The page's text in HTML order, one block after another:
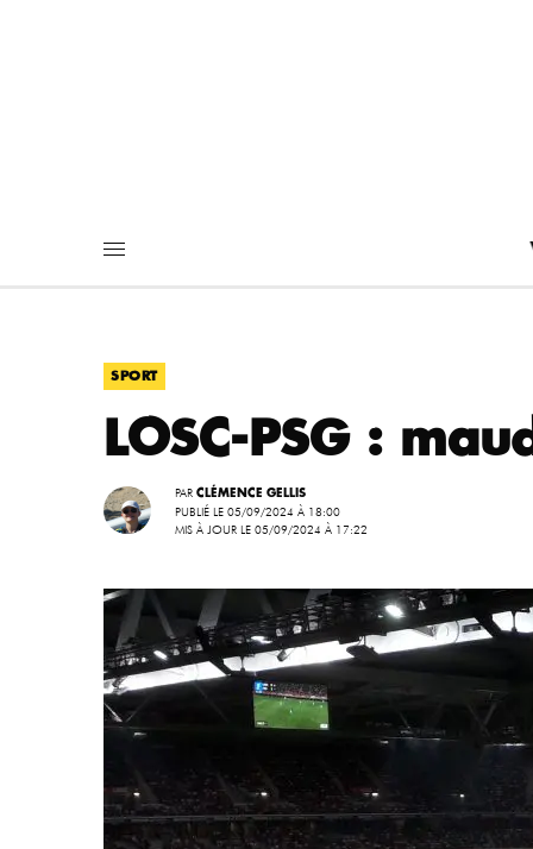
SPORT
LOSC-PSG :
PAR CLÉMENCE GELLIS
PUBLIÉ LE 05/09/2024 À 18:00
MIS À JOUR LE 05/09/2024 À 17:22